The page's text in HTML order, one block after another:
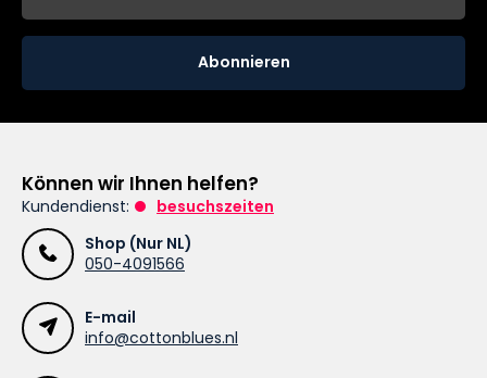
Abonnieren
Können wir Ihnen helfen?
Kundendienst:
besuchszeiten
Shop (Nur NL)
050-4091566
E-mail
info@cottonblues.nl